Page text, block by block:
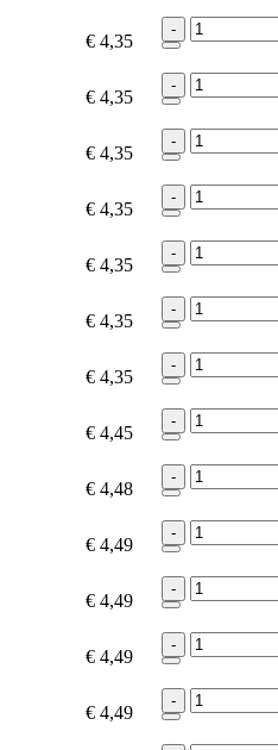
€ 4,35
-
€ 4,35
-
€ 4,35
-
€ 4,35
-
€ 4,35
-
€ 4,35
-
€ 4,35
-
€ 4,45
-
€ 4,48
-
€ 4,49
-
€ 4,49
-
€ 4,49
-
€ 4,49
-